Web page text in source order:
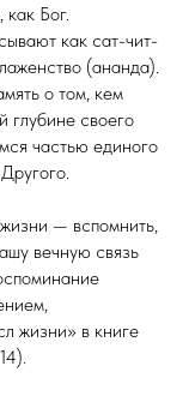
Бог.
как сат-чит-
(ананда).
о том, кем
глубине своего
частью единого
— вспомнить,
вечную связь
жизни» в книге